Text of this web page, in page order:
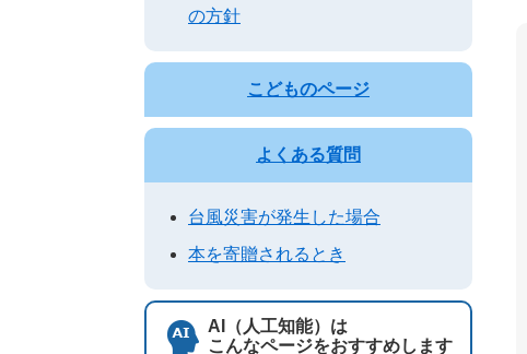
の方針
こどものページ
よくある質問
台風災害が発生した場合
本を寄贈されるとき
AI（人工知能）は
こんなページをおすすめします